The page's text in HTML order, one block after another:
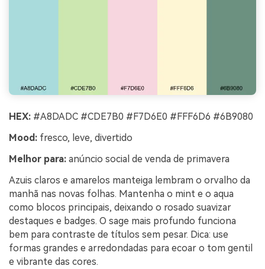
HEX: #A8DADC #CDE7B0 #F7D6E0 #FFF6D6 #6B9080
Mood: fresco, leve, divertido
Melhor para: anúncio social de venda de primavera
Azuis claros e amarelos manteiga lembram o orvalho da
manhã nas novas folhas. Mantenha o mint e o aqua
como blocos principais, deixando o rosado suavizar
destaques e badges. O sage mais profundo funciona
bem para contraste de títulos sem pesar. Dica: use
formas grandes e arredondadas para ecoar o tom gentil
e vibrante das cores.